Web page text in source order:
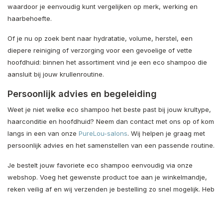
waardoor je eenvoudig kunt vergelijken op merk, werking en
haarbehoefte.
Of je nu op zoek bent naar hydratatie, volume, herstel, een
diepere reiniging of verzorging voor een gevoelige of vette
hoofdhuid: binnen het assortiment vind je een eco shampoo die
aansluit bij jouw krullenroutine.
Persoonlijk advies en begeleiding
Weet je niet welke eco shampoo het beste past bij jouw krultype,
haarconditie en hoofdhuid? Neem dan contact met ons op of kom
langs in een van onze PureLou-salons. Wij helpen je graag met
persoonlijk advies en het samenstellen van een passende routine.
Je bestelt jouw favoriete eco shampoo eenvoudig via onze
webshop. Voeg het gewenste product toe aan je winkelmandje,
reken veilig af en wij verzenden je bestelling zo snel mogelijk. Heb